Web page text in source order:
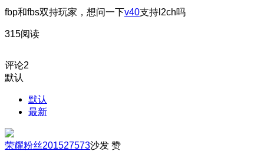
fbp和fbs双持玩家，想问一下v40支持l2ch吗
315阅读
评论2
默认
默认
最新
荣耀粉丝201527573沙发 赞